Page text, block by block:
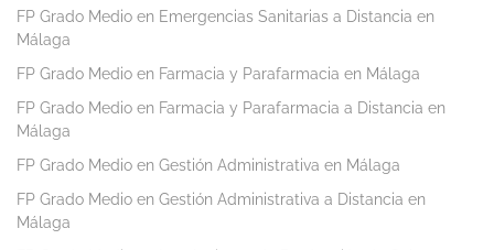
FP Grado Medio en Emergencias Sanitarias a Distancia en
Málaga
FP Grado Medio en Farmacia y Parafarmacia en Málaga
FP Grado Medio en Farmacia y Parafarmacia a Distancia en
Málaga
FP Grado Medio en Gestión Administrativa en Málaga
FP Grado Medio en Gestión Administrativa a Distancia en
Málaga